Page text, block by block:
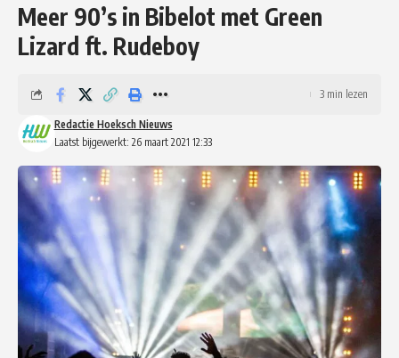
Meer 90’s in Bibelot met Green
Lizard ft. Rudeboy
Laatst bijgewerkt: 26 maart 2021 12:33
Redactie Hoeksch Nieuws
3 min lezen